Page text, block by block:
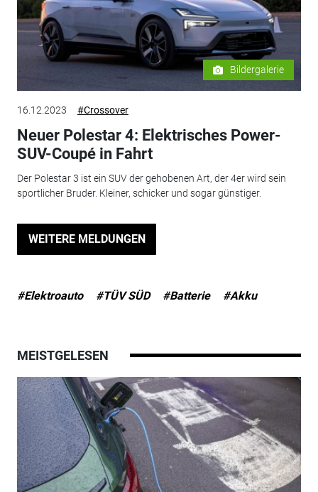
Bildergalerie
16.12.2023 #Crossover
Neuer Polestar 4: Elektrisches Power-
SUV-Coupé in Fahrt
Der Polestar 3 ist ein SUV der gehobenen Art, der 4er wird sein
sportlicher Bruder. Kleiner, schicker und sogar günstiger.
WEITERE MELDUNGEN
#Elektroauto #TÜV SÜD #Batterie #Akku
MEISTGELESEN